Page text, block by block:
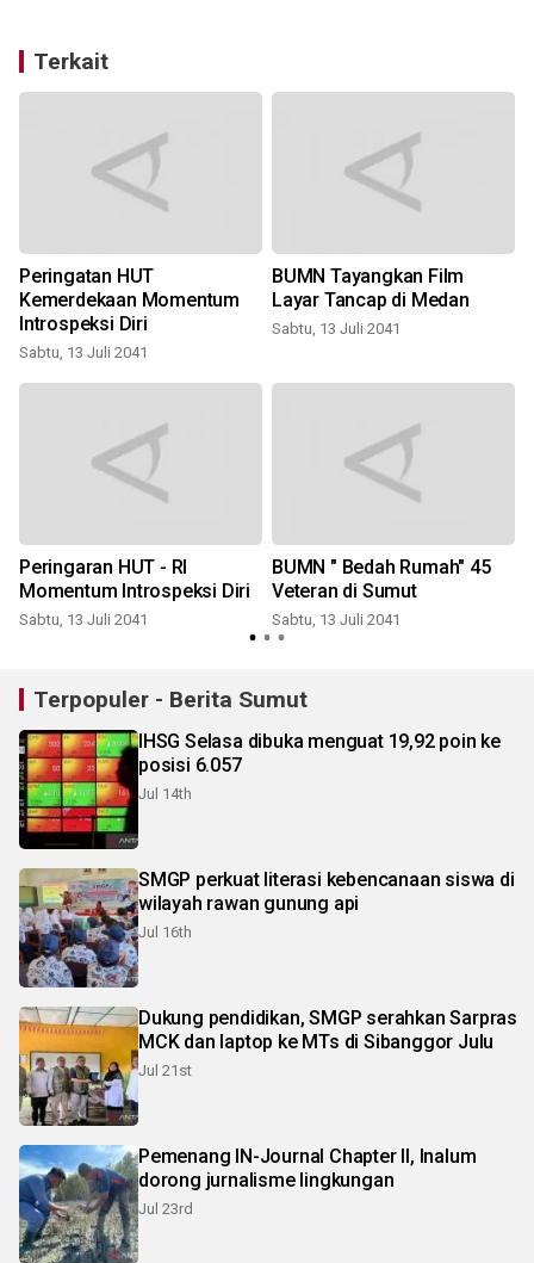
Terkait
Peringatan HUT
Kemerdekaan Momentum
Introspeksi Diri
Sabtu, 13 Juli 2041
BUMN Tayangkan Film
Layar Tancap di Medan
Sabtu, 13 Juli 2041
Peringaran HUT - RI
Momentum Introspeksi Diri
Sabtu, 13 Juli 2041
BUMN " Bedah Rumah" 45
Veteran di Sumut
Sabtu, 13 Juli 2041
Terpopuler - Berita Sumut
IHSG Selasa dibuka menguat 19,92 poin ke
posisi 6.057
Jul 14th
SMGP perkuat literasi kebencanaan siswa di
wilayah rawan gunung api
Jul 16th
Dukung pendidikan, SMGP serahkan Sarpras
MCK dan laptop ke MTs di Sibanggor Julu
Jul 21st
Pemenang IN-Journal Chapter II, Inalum
dorong jurnalisme lingkungan
Jul 23rd